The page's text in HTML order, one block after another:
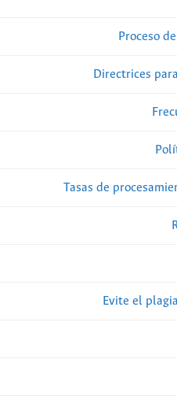
Proceso
Directrices
Tasas de
Evite el